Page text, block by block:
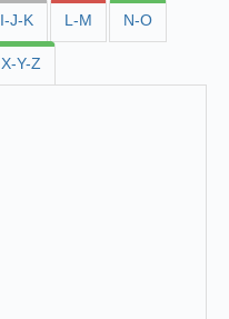
I-J-K L-M N-O
X-Y-Z